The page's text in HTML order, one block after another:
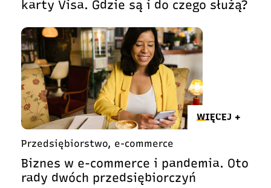
karty Visa. Gdzie są i do czego służą?
WIĘCEJ +
Przedsiębiorstwo, e-commerce
Biznes w e-commerce i pandemia. Oto
rady dwóch przedsiębiorczyń